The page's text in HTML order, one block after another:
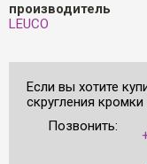
производитель
LEUCO
Если вы хотите
скругления
Позвонить: